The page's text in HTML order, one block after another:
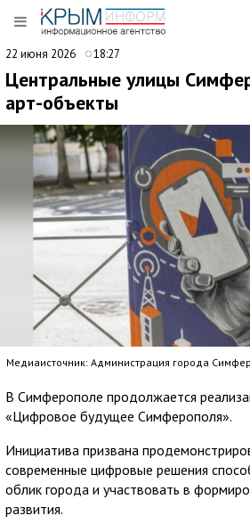
22 июня 2026 18:27
Центральные улицы
арт-объекты
Медиаисточник: Администрация города
В Симферополе продолжается
«Цифровое будущее Симферополя».
Инициатива призвана
современные цифровые решения
облик города и участвовать в
развития.